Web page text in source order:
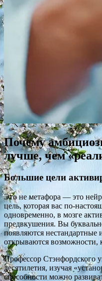
Почему
лучше, чем
Большие цели
Это не метафора — это
цель, которая вас по-
одновременно, в мозге
предвкушения. Вы
появляются
открываются
Профессор Стэнфордского
десятилетия, изучая
способности можно